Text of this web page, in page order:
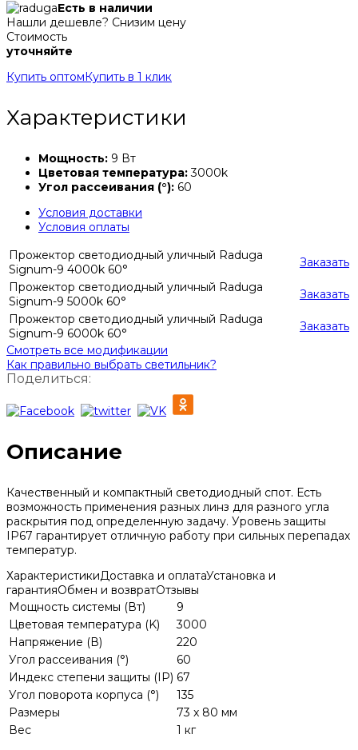
Есть в наличии
Нашли дешевле? Снизим цену
Стоимость
уточняйте
Купить оптом Купить в 1 клик
Характеристики
Мощность: 9 Вт
Цветовая температура:3000k
Угол рассеивания (°): 60
Условия доставки
Условия оплаты
Прожектор светодиодный уличный Raduga
Signum-9 4000k 60°
Заказать
Прожектор светодиодный уличный Raduga
Signum-9 5000k 60°
Заказать
Прожектор светодиодный уличный Raduga
Signum-9 6000k 60°
Заказать
Смотреть все модификации
Как правильно выбрать светильник?
Поделиться:
Описание
Качественный и компактный светодиодный спот. Есть
возможность применения разных линз для разного угла
раскрытия под определенную задачу. Уровень защиты
IP67 гарантирует отличную работу при сильных перепадах
температур.
ХарактеристикиДоставка и оплатаУстановка и
гарантияОбмен и возвратОтзывы
Мощность системы (Вт)
9
Цветовая температура (K)
3000
Напряжение (В)
220
Угол рассеивания (°)
60
Индекс степени защиты (IP) 67
Угол поворота корпуса (°)
135
Размеры
73 x 80 мм
Вес
1 кг